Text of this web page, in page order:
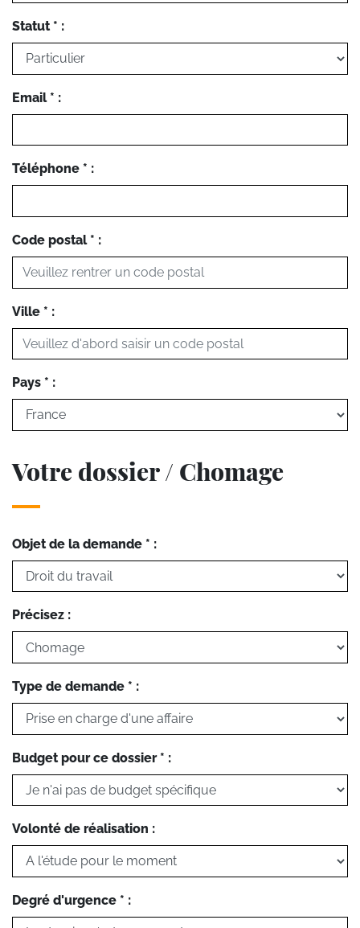
Statut * :
Email * :
Téléphone * :
Code postal * :
Ville * :
Pays * :
Votre dossier / Chomage
Objet de la demande * :
Précisez :
Type de demande * :
Budget pour ce dossier * :
Volonté de réalisation :
Degré d'urgence * :